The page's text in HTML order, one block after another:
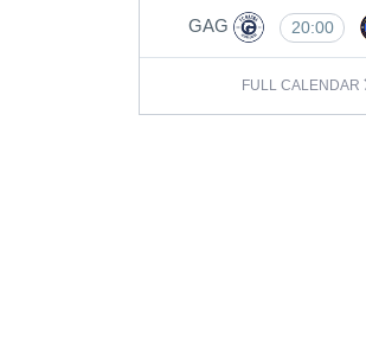
GAG 20:00
FULL CALENDAR